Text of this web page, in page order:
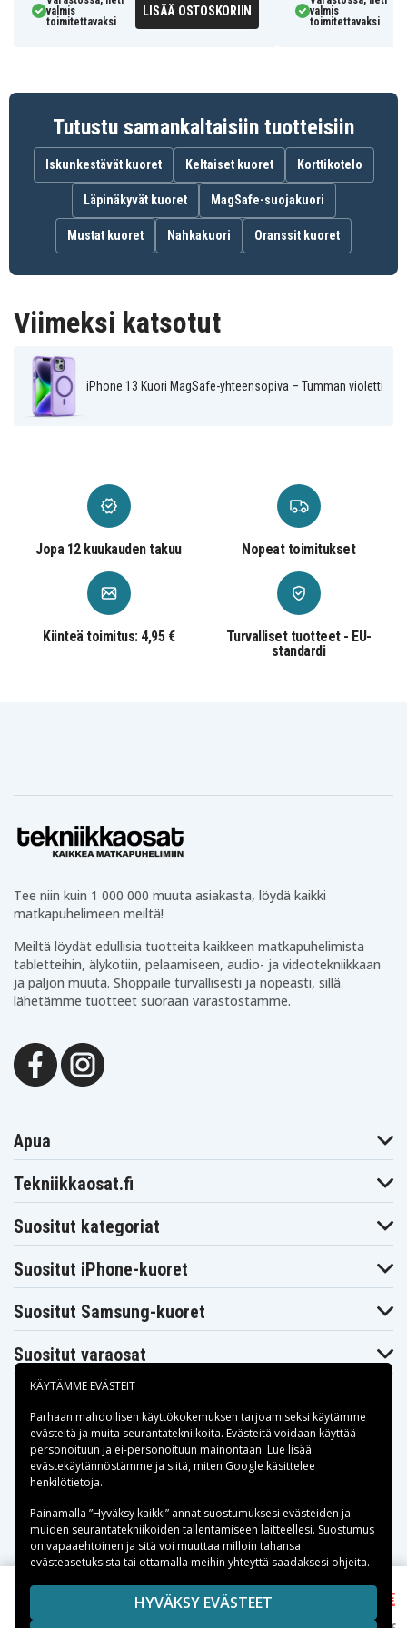
Ominaisuus
Yhteensopiva langattoman latauksen
kanssa
Väri Violetti
Materiaali Muovi
valmis
toimitettavaksi
LISÄÄ OSTOSKORIIN
valmis
toimitettavaksi
Tutustu samankaltaisiin tuotteisiin
Iskunkestävät kuoret Keltaiset kuoret Korttikotelo
Läpinäkyvät kuoret MagSafe-suojakuori
Mustat kuoret Nahkakuori Oranssit kuoret
Viimeksi katsotut
iPhone 13 Kuori MagSafe-yhteensopiva – Tumman violetti
iPhone 13 Kuori MagSafe-yhteensopiva – Tumman
8,48 €
Jopa 12 kuukauden takuu Nopeat toimitukset
Kiinteä toimitus: 4,95 €
Turvalliset tuotteet - EU-
standardi
Tee niin kuin 1 000 000 muuta asiakasta, löydä kaikki
matkapuhelimeen meiltä!
Meiltä löydät edullisia tuotteita kaikkeen matkapuhelimista
tabletteihin, älykotiin, pelaamiseen, audio- ja videotekniikkaan
ja paljon muuta. Shoppaile turvallisesti ja nopeasti, sillä
lähetämme tuotteet suoraan varastostamme.
Apua
Tekniikkaosat.fi
Suositut kategoriat
Suositut iPhone-kuoret
Suositut Samsung-kuoret
Suositut varaosat
Maksuvaihtoehdot
Toimitusvaihtoehdot
Copyright © 2026, Spares Nordic AB
SIVULLA MAINITUT TAVARAMERKIT OVAT OMISTAJIENSA
KÄYTÄMME EVÄSTEIT
Parhaan mahdollisen käyttökokemuksen tarjoamiseksi käytämme
evästeitä ja muita seurantatekniikoita. Evästeitä voidaan käyttää
personoituun ja ei-personoituun mainontaan. Lue lisää
evästekäytännöstämme ja siitä, miten Google käsittelee
henkilötietoja.
Painamalla ”Hyväksy kaikki” annat suostumuksesi evästeiden ja
muiden seurantatekniikoiden tallentamiseen laitteellesi. Suostumus
on vapaaehtoinen ja sitä voi muuttaa milloin tahansa
evästeasetuksista tai ottamalla meihin yhteyttä saadaksesi ohjeita.
HYVÄKSY EVÄSTEET